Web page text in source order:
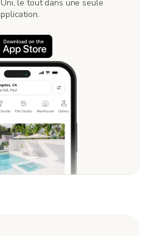
le tout dans une seule